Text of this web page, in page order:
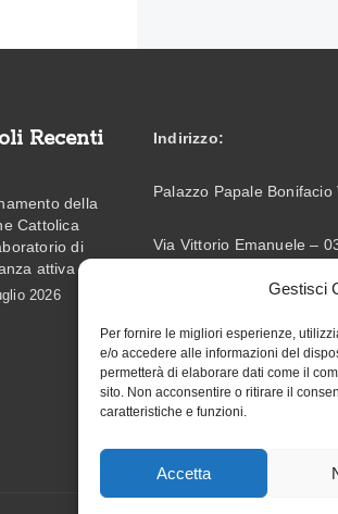
Gestisci
Per fornire le migliori esperienze,
e/o accedere alle informazioni del
permetterà di elaborare dati come il
sito. Non acconsentire o ritirare il
caratteristiche e funzioni.
Accetta
Recenti
della
Cattolica
di
attiva
2026
Indirizzo:
Palazzo Papale Bonifacio
Via Vittorio Emanuele –
Telefono:328 5354419